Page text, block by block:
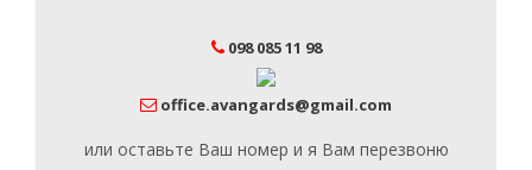
098 085 11 98
office.avangards@gmail.com
или оставьте Ваш номер и я Вам перезвоню